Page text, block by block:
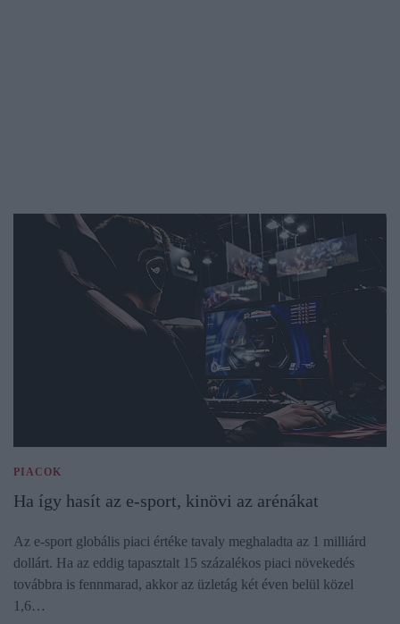
PIACOK
Ha így hasít az e-sport, kinövi az arénákat
Az e-sport globális piaci értéke tavaly meghaladta az 1 milliárd
dollárt. Ha az eddig tapasztalt 15 százalékos piaci növekedés
továbbra is fennmarad, akkor az üzletág két éven belül közel
1,6…